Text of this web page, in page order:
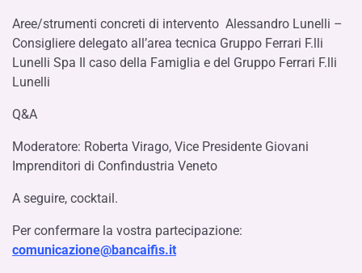
Aree/strumenti concreti di intervento Alessandro Lunelli –
Consigliere delegato all’area tecnica Gruppo Ferrari F.lli
Lunelli Spa Il caso della Famiglia e del Gruppo Ferrari F.lli
Lunelli
Q&A
Moderatore: Roberta Virago, Vice Presidente Giovani
Imprenditori di Confindustria Veneto
A seguire, cocktail.
Per confermare la vostra partecipazione:
comunicazione@bancaifis.it